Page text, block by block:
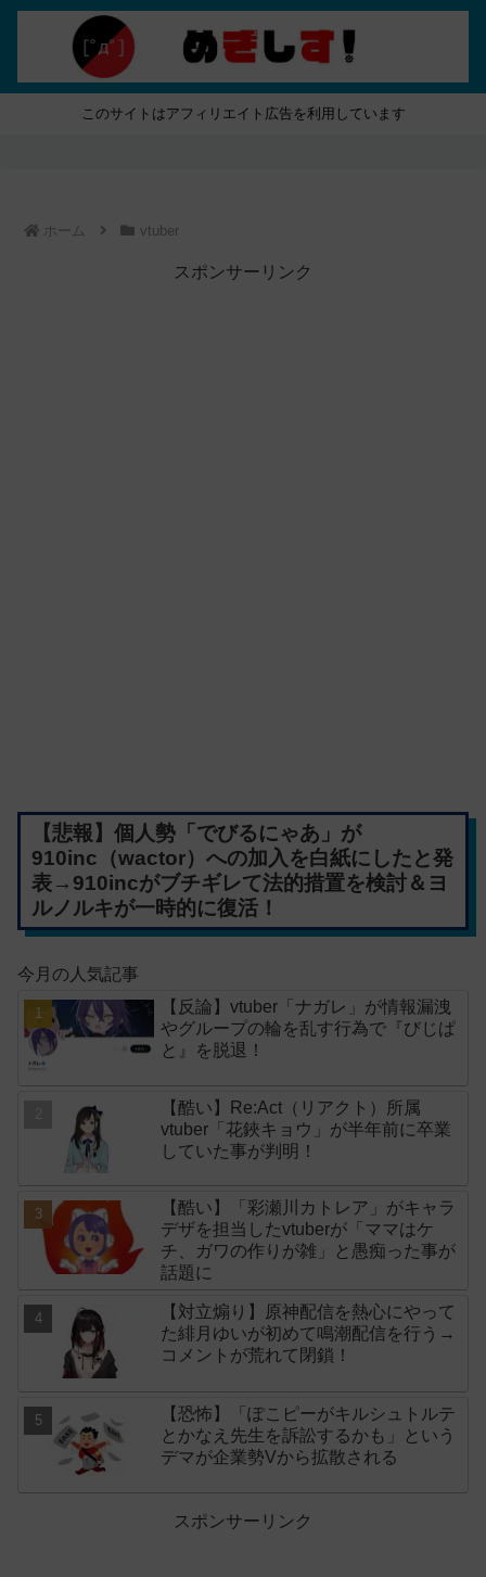
このサイトはアフィリエイト広告を利用しています
ホーム vtuber
スポンサーリンク
【悲報】個人勢「でびるにゃあ」が
910inc（wactor）への加入を白紙にしたと発
表→910incがブチギレて法的措置を検討＆ヨ
ルノルキが一時的に復活！
今月の人気記事
【反論】vtuber「ナガレ」が情報漏洩
やグループの輪を乱す行為で『びじぱ
と』を脱退！
【酷い】Re:Act（リアクト）所属
vtuber「花鋏キョウ」が半年前に卒業
していた事が判明！
【酷い】「彩瀬川カトレア」がキャラ
デザを担当したvtuberが「ママはケ
チ、ガワの作りが雑」と愚痴った事が
話題に
【対立煽り】原神配信を熱心にやって
た緋月ゆいが初めて鳴潮配信を行う→
コメントが荒れて閉鎖！
【恐怖】「ぽこピーがキルシュトルテ
とかなえ先生を訴訟するかも」という
デマが企業勢Vから拡散される
スポンサーリンク